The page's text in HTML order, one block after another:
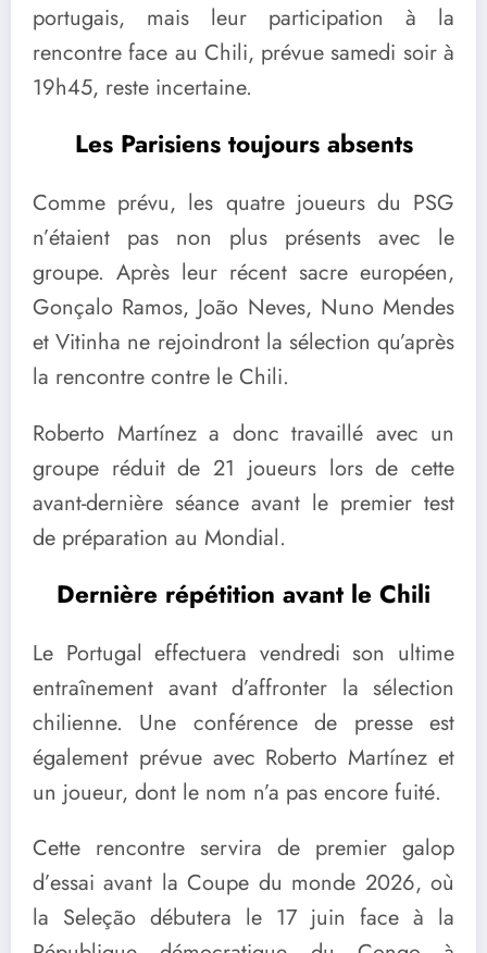
portugais, mais leur participation à la
rencontre face au Chili, prévue samedi soir à
19h45, reste incertaine.
Les Parisiens toujours absents
Comme prévu, les quatre joueurs du PSG
n’étaient pas non plus présents avec le
groupe. Après leur récent sacre européen,
Gonçalo Ramos, João Neves, Nuno Mendes
et Vitinha ne rejoindront la sélection qu’après
la rencontre contre le Chili.
Roberto Martínez a donc travaillé avec un
groupe réduit de 21 joueurs lors de cette
avant-dernière séance avant le premier test
de préparation au Mondial.
Dernière répétition avant le Chili
Le Portugal effectuera vendredi son ultime
entraînement avant d’affronter la sélection
chilienne. Une conférence de presse est
également prévue avec Roberto Martínez et
un joueur, dont le nom n’a pas encore fuité.
Cette rencontre servira de premier galop
d’essai avant la Coupe du monde 2026, où
la Seleção débutera le 17 juin face à la